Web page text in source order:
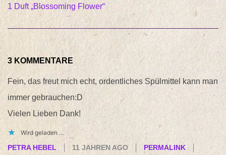
1 Duft „Blossoming Flower“
3 KOMMENTARE
Fein, das freut mich echt, ordentliches Spülmittel kann man
immer gebrauchen:D
Vielen Lieben Dank!
Wird geladen …
PETRA HEBEL
11 JAHREN AGO PERMALINK